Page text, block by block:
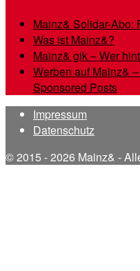
Mainz& Solidar-Abo:
Was ist Mainz&?
Mainz& gik – Wer
Werben auf Mainz&
Sponsored Posts
Impressum
Datenschutz
© 2015 - 2026 Mainz& -